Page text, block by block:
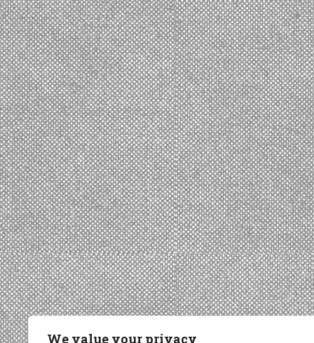
We value your privacy